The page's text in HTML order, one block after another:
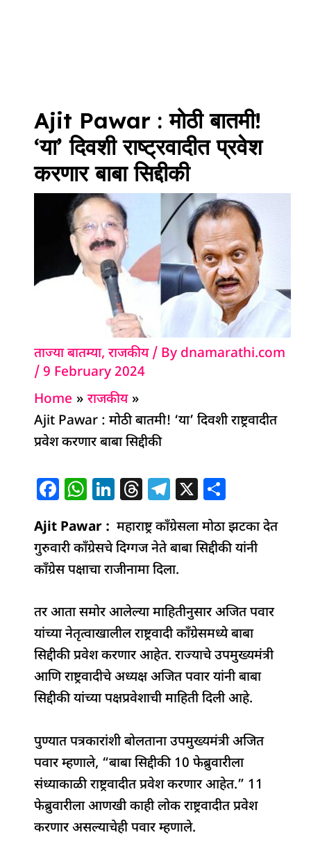
Ajit Pawar : मोठी बातमी!
‘या’ दिवशी राष्ट्रवादीत प्रवेश
करणार बाबा सिद्दीकी
ताज्या बातम्या,राजकीय/ By dnamarathi.com
/ 9 February 2024
Home
राजकीय
Ajit Pawar : मोठी बातमी! ‘या’ दिवशी राष्ट्रवादीत
प्रवेश करणार बाबा सिद्दीकी
F
c
e
b
o
o
k
W
at
s
A
p
p
Li
k
e
dI
n
T
re
a
d
s
T
el
e
g
ra
m
X
ar
e
Ajit Pawar :महाराष्ट्र काँग्रेसला मोठा झटका देत
गुरुवारी काँग्रेसचे दिग्गज नेते बाबा सिद्दीकी यांनी
काँग्रेस पक्षाचा राजीनामा दिला.
तर आता समोर आलेल्या माहितीनुसार अजित पवार
यांच्या नेतृत्वाखालील राष्ट्रवादी काँग्रेसमध्ये बाबा
सिद्दीकी प्रवेश करणार आहेत. राज्याचे उपमुख्यमंत्री
आणि राष्ट्रवादीचे अध्यक्ष अजित पवार यांनी बाबा
सिद्दीकी यांच्या पक्षप्रवेशाची माहिती दिली आहे.
पुण्यात पत्रकारांशी बोलताना उपमुख्यमंत्री अजित
पवार म्हणाले, “बाबा सिद्दीकी 10 फेब्रुवारीला
संध्याकाळी राष्ट्रवादीत प्रवेश करणार आहेत.” 11
फेब्रुवारीला आणखी काही लोक राष्ट्रवादीत प्रवेश
करणार असल्याचेही पवार म्हणाले.